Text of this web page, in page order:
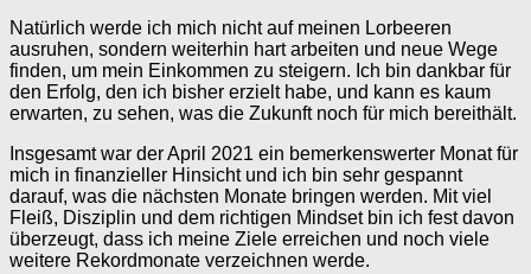
Natürlich werde ich mich nicht auf meinen Lorbeeren
ausruhen, sondern weiterhin hart arbeiten und neue Wege
finden, um mein Einkommen zu steigern. Ich bin dankbar für
den Erfolg, den ich bisher erzielt habe, und kann es kaum
erwarten, zu sehen, was die Zukunft noch für mich bereithält.
Insgesamt war der April 2021 ein bemerkenswerter Monat für
mich in finanzieller Hinsicht und ich bin sehr gespannt
darauf, was die nächsten Monate bringen werden. Mit viel
Fleiß, Disziplin und dem richtigen Mindset bin ich fest davon
überzeugt, dass ich meine Ziele erreichen und noch viele
weitere Rekordmonate verzeichnen werde.